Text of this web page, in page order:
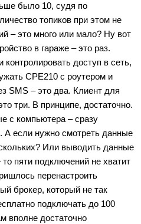
было 10, судя по
топиков при этом не
– это много или мало? Ну вот
в гараже – это раз.
доступ в сеть,
CPE210 с роутером и
SMS – это два. Клиент для
три. В принципе, достаточно.
с компьютера – сразу
А если нужно смотреть данные
Или выводить данные
пяти подключений не хватит
перенастроить
брокер, который не так
подключать до 100
вполне достаточно